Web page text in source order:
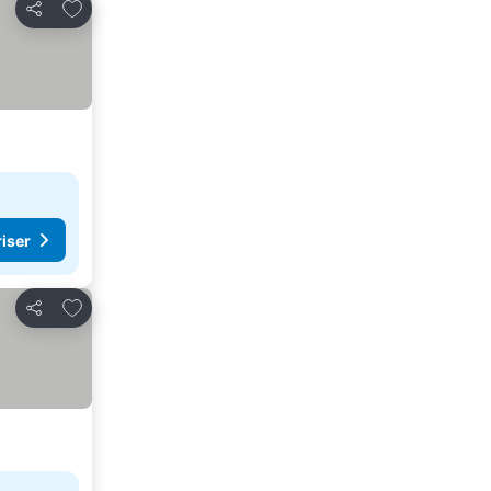
Del
Legg til i favoritter
Del
Legg til i favoritter